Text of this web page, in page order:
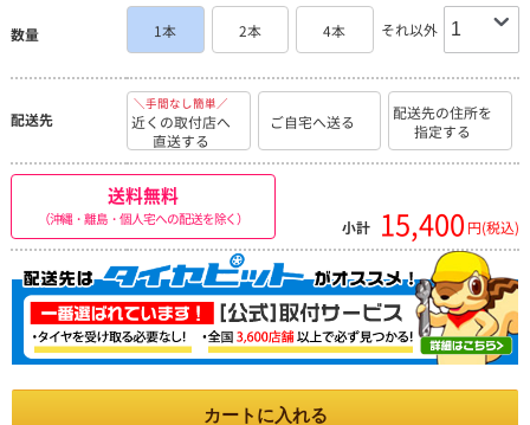
数量 1本 2本 4本 それ以外
配送先
＼手間なし簡単／
近くの取付店へ
直送する
ご自宅へ送る
配送先の住所を
指定する
送料無料
（沖縄・離島・個人宅への配送を除く） 小計 15,400 円(税込)
カートに入れる